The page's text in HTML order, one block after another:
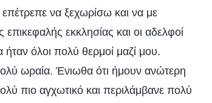
να ξεχωρίσω και να με
εκκλησίας και οι αδελφοί
όλοι πολύ θερμοί μαζί μου.
ωραία. Ένιωθα ότι ήμουν ανώτερη
πιο αγχωτικό και περιλάμβανε πολύ